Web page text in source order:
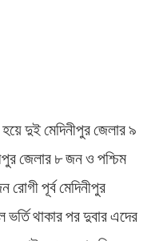
দুই মেদিনীপুর জেলার ৯
জেলার ৮ জন ও পশ্চিম
পূর্ব মেদিনীপুর
থাকার পর দুবার এদের